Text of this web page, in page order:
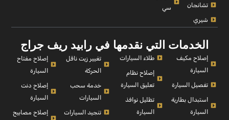
تشانجان
شيري
سي
الخدمات التي نقدمها في رابيد ريف جراج
إصلاح مكيف
السيارة
تفصيل السيارة
استبدال بطارية
السيارة
طلاء السيارات
إصلاح نظام
تعليق السيارة
تظليل نوافذ
السيارة
تغيير زيت ناقل
الحركة
خدمة سحب
السيارات
تنجيد السيارات
إصلاح مفتاح
السيارة
إصلاح دنت
السيارة
إصلاح مصابيح